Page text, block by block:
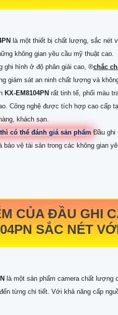
là một thiết bị chất lượng, sắc nét
không gian yêu cầu mỹ thuật cao.
ghi hình ở độ phân giải cao, ®️chắc
giám sát an ninh chất lượng và
KX-EM8104PN rất tinh tế, phối màu
Công nghệ được tích hợp cao cấp
khách sạn.
có thể đánh giá sản phẩm Đầu ghi
bảo vệ tài sản trong các không gian
CỦA ĐẦU GHI
SẮC NÉT
là một sản phẩm camera chất lượng
từng chi tiết. Với khả năng cấp